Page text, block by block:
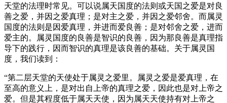
天堂的法理时常见。可以说属天国度的法则或天国之爱是对良
善之爱，并因之爱真理；是对主之爱，并因之爱邻舍。而属灵
国度的法则是因爱真理，并进而爱良善；是对邻舍之爱，进而
爱主的。属灵国度的良善是智识的良善，因为那良善是真理指
导下的践行，因而智识的真理是该良善的基础。关于属灵国
度，我们读到：
“第二层天堂的天使处于属灵之爱里。属灵之爱是爱真理，在
至高的意义上，是对出自上帝的真理之爱，因此也是对上帝之
爱。但是其程度低于属天天使，因为属天天使持有对上帝之